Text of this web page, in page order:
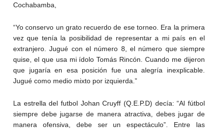
Cochabamba,
“Yo conservo un grato recuerdo de ese torneo. Era la primera
vez que tenía la posibilidad de representar a mi país en el
extranjero. Jugué con el número 8, el número que siempre
quise, el que usa mi ídolo Tomás Rincón. Cuando me dijeron
que jugaría en esa posición fue una alegría inexplicable.
Jugué como medio mixto por izquierda.”
La estrella del futbol Johan Cruyff (Q.E.P.D) decía: “Al fútbol
siempre debe jugarse de manera atractiva, debes jugar de
manera ofensiva, debe ser un espectáculo”. Entre las